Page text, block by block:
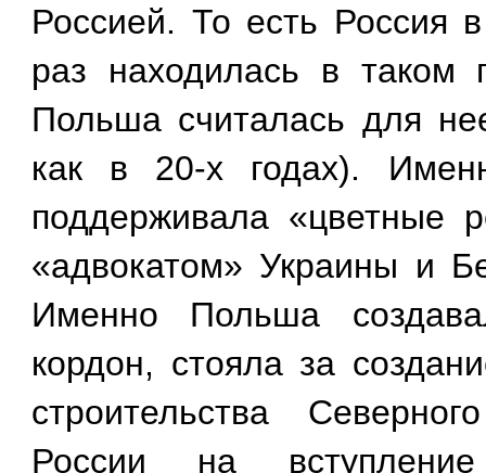
Россией. То есть Россия
раз находилась в таком
Польша считалась для
как в 20-х годах).
поддерживала «цветные
«адвокатом» Украины и
Именно Польша
кордон, стояла за
строительства
России на